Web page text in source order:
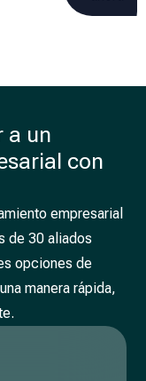
a un
con
empresarial
de 30 aliados
opciones de
manera rápida,